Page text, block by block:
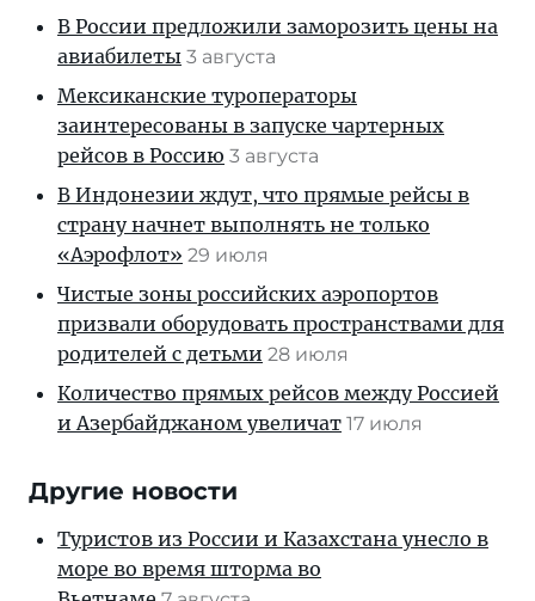
В России предложили заморозить цены на
авиабилеты 3 августа
Мексиканские туроператоры
заинтересованы в запуске чартерных
рейсов в Россию 3 августа
В Индонезии ждут, что прямые рейсы в
страну начнет выполнять не только
«Аэрофлот» 29 июля
Чистые зоны российских аэропортов
призвали оборудовать пространствами для
родителей с детьми 28 июля
Количество прямых рейсов между Россией
и Азербайджаном увеличат 17 июля
Другие новости
Туристов из России и Казахстана унесло в
море во время шторма во